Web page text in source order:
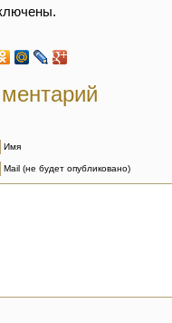
Имя
Mail (не будет опубликовано)